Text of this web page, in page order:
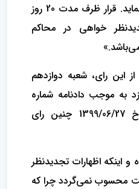
موقوفی تعقیب صادر می‌نماید. قرار ظرف مدت 20 روز
خواهی در محاکم
این رای، شعبه دوازدهم
به موجب دادنامه شماره
9909970307300693 مورخ 1399/06/27 چنین رای
اینکه اظهارات تجدیدنظر
محسوب نمی‌گردد چرا که